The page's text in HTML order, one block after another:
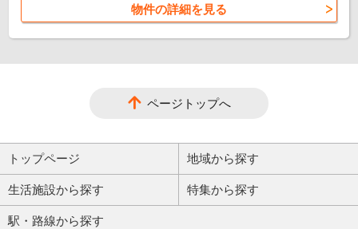
物件の詳細を見る
ページトップへ
トップページ 地域から探す
生活施設から探す 特集から探す
駅・路線から探す